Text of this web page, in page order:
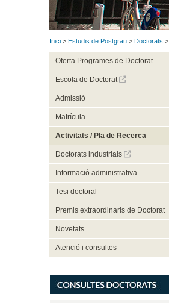
Inici > Estudis de Postgrau > Doctorats >
Oferta Programes de Doctorat
Escola de Doctorat
Admissió
Matrícula
Activitats / Pla de Recerca
Doctorats industrials
Informació administrativa
Tesi doctoral
Premis extraordinaris de Doctorat
Novetats
Atenció i consultes